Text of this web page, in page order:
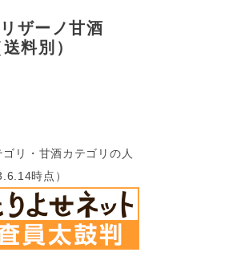
ザーノ甘酒
料別）
リ・甘酒カテゴリの人
時点）